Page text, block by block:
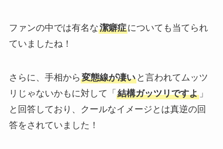
ファンの中では有名な潔癖症についても当てられ
ていましたね！
さらに、手相から 変態線が凄いと言われてムッツ
リじゃないかもに対して「 結構ガッツリですよ」
と回答しており、クールなイメージとは真逆の回
答をされていました！